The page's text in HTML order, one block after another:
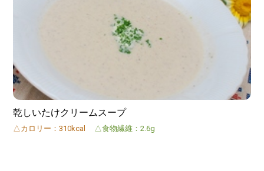
乾しいたけクリームスープ
△カロリー：310kcal △食物繊維：2.6g